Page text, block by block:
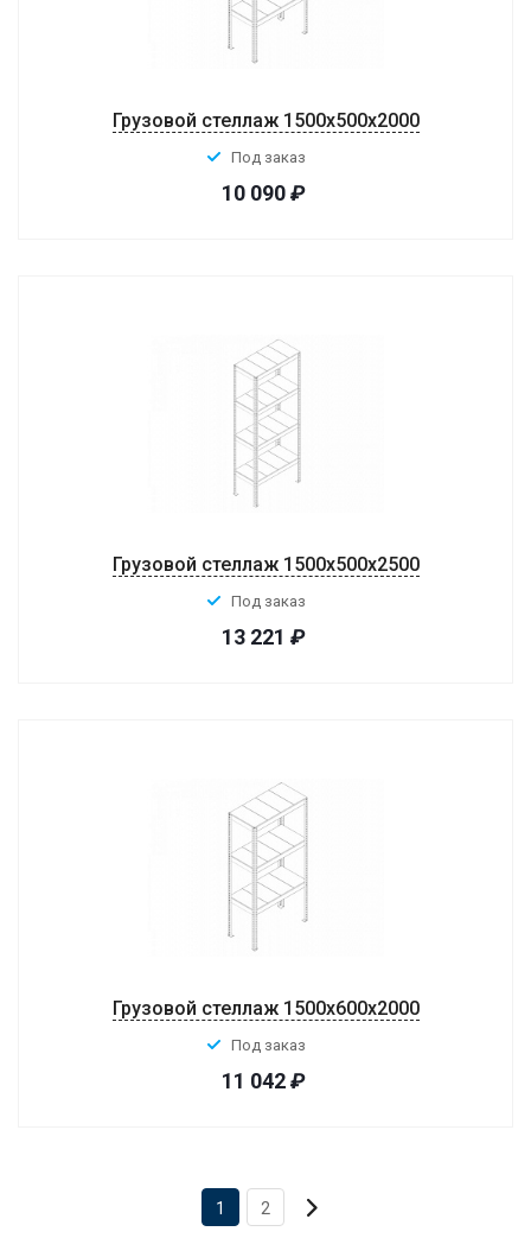
Грузовой стеллаж 1500x500x2000
Под заказ
10 090₽
Грузовой стеллаж 1500x500x2500
Под заказ
13 221 ₽
Грузовой стеллаж 1500x600x2000
Под заказ
11 042₽
1 2